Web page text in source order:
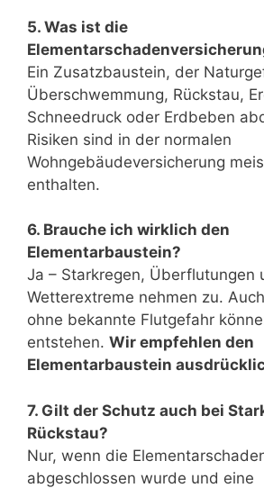
5. Was ist die
Ein Zusatzbaustein, der
Überschwemmung, Rückstau,
Schneedruck oder Erdbeben
Risiken sind in der normalen
Wohngebäudeversicherung
enthalten.
6. Brauche ich wirklich den
Elementarbaustein?
Ja – Starkregen, Überflutungen
Wetterextreme nehmen zu.
ohne bekannte Flutgefahr
entstehen. Wir empfehlen den
Elementarbaustein
7. Gilt der Schutz auch bei
Rückstau?
Nur, wenn die
abgeschlossen wurde und eine